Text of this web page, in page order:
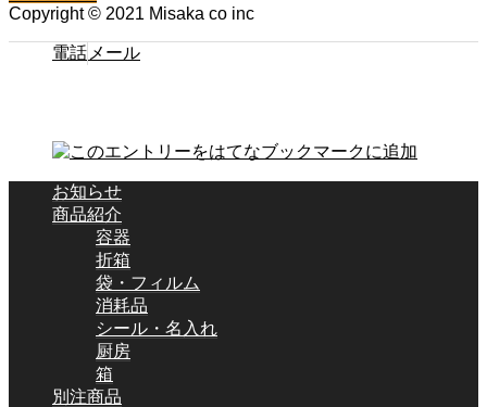
Copyright © 2021 Misaka co inc
電話 メール
お知らせ
商品紹介
容器
折箱
袋・フィルム
消耗品
シール・名入れ
厨房
箱
別注商品